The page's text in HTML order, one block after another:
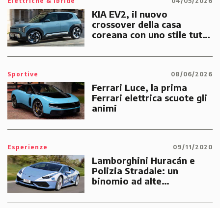
KIA EV2, il nuovo
crossover della casa
coreana con uno stile tutto
Sportive 08/06/2026
Ferrari Luce, la prima
Ferrari elettrica scuote gli
animi
Esperienze 09/11/2020
Lamborghini Huracán e
Polizia Stradale: un
binomio ad alte
emergenze dei cittadini